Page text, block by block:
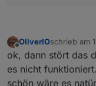
Offline
OliverIOschrieb am
zuletzt
ok, dann stört das
es nicht funktioniert.
schön wäre es